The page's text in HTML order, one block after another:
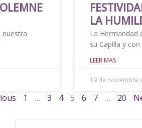
nuestra
LA
La Hermandad
su Capilla y
LEER MAS
19 de noviembre
1 … 3 4 5 6 7 … 20